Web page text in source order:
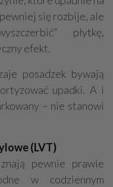
się rozbije, ale
płytkę,
efekt.
posadzek bywają
upadki. A i
– nie stanowi
(LVT)
pewnie prawie
w codziennym